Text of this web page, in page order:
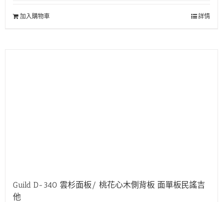
加入購物車 詳情
Guild D-340 雲杉面板/ 桃花心木側背板 面單板民謠吉
他